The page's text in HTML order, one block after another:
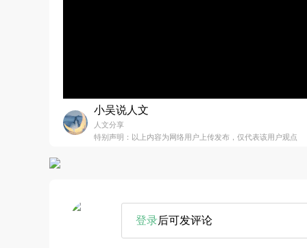
小吴说人文
人文分享
特别声明：以上内容为网络用户上传发布，仅代表该用户观点
登录后可发评论